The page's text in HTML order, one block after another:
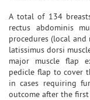
A total of 134
rectus abdominis
procedures (local
latissimus dorsi
major muscle flap
pedicle flap to cover
in cases requiring
outcome after the